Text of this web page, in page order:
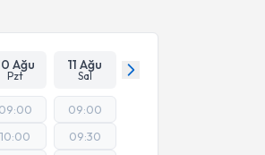
Ağu
Pzt
11 Ağu
Sal
09:00
10:00
09:00
09:30